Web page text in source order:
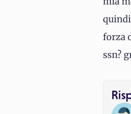
quindi
forza
ssn?